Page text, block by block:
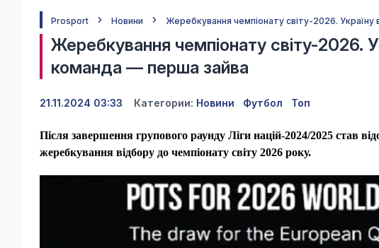
Prosport Новини Жеребкування чемпіонату світу-2026.
Жеребкування чемпіонату світу-2026.
команда — перша зайва
21.11.2024 03:33 Категории: Новини Футбол Топ
Після завершення групового раунду Ліги націй-2024/2025 став
жеребкування відбору до чемпіонату світу 2026 року.